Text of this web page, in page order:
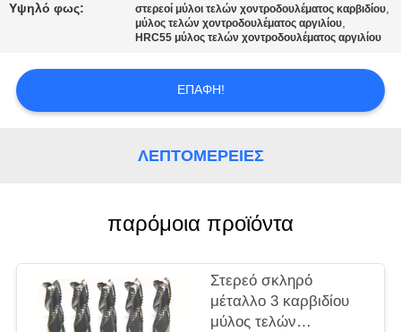
ΑΠΌΣΠΑΣΜΑ
Υψηλό φως: στερεοί μύλοι τελών χοντροδουλέματος καρβιδίου,
μύλος τελών χοντροδουλέματος αργιλίου,
HRC55 μύλος τελών χοντροδουλέματος αργιλίου
ΕΠΑΦΉ!
ΛΕΠΤΟΜΈΡΕΙΕΣ
παρόμοια προϊόντα
Στερεό σκληρό
μέταλλο 3 καρβιδίου
μύλος τελών